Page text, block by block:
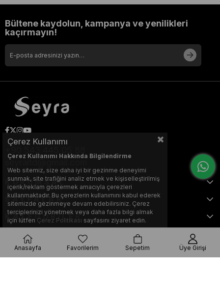
Bültene kaydolun, kampanya ve yenilikleri
kaçırmayın!
seyraltd@gmail.com
KURUMSAL
SAYFALAR
KATEGORİLER
Bu web sitesi, Nihat KILIÇARSLAN tarafından tasarlanmış ve optimize
Çerez Kullanımı
Çerez Kullanımı Hakkında Bilgilendirme
Web sitemiz, size daha iyi bir gezinme deneyimi
sunmak, site trafiğini analiz etmek ve kişiselleştirilmiş
içerik/reklam göstermek amacıyla çerezleri
kullanmaktadır. Bu çerezlerin kullanımını kabul ederek
sitemizde gezinmeye devam edebilirsiniz. Çerez
terciplerinizi yönetmek veya daha fazla bilgi almak
için lütfen Çerez Politikası sayfasını ziyaret edin.
Anasayfa Favorilerim Sepetim Üye Girişi